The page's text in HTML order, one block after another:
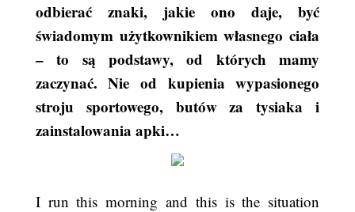
odbierać znaki, jakie ono daje, być
świadomym użytkownikiem własnego ciała
– to są podstawy, od których mamy
zaczynać. Nie od kupienia wypasionego
stroju sportowego, butów za tysiaka i
zainstalowania apki…
I run this morning and this is the situation